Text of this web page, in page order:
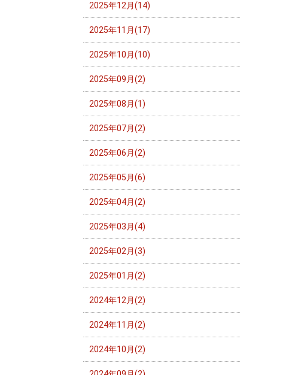
2025年12月(14)
2025年11月(17)
2025年10月(10)
2025年09月(2)
2025年08月(1)
2025年07月(2)
2025年06月(2)
2025年05月(6)
2025年04月(2)
2025年03月(4)
2025年02月(3)
2025年01月(2)
2024年12月(2)
2024年11月(2)
2024年10月(2)